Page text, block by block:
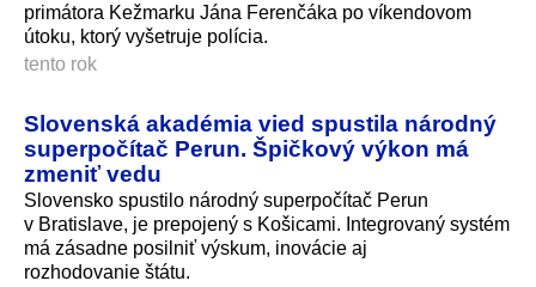
primátora Kežmarku Jána Ferenčáka po víkendovom
útoku, ktorý vyšetruje polícia.
tento rok
Slovenská akadémia vied spustila národný
superpočítač Perun. Špičkový výkon má
zmeniť vedu
Slovensko spustilo národný superpočítač Perun
v Bratislave, je prepojený s Košicami. Integrovaný systém
má zásadne posilniť výskum, inovácie aj
rozhodovanie štátu.